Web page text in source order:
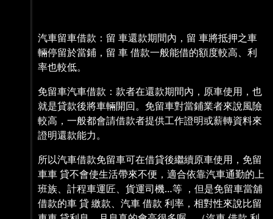
汽車留車借款：留 車還款期間內，留 車將抵押之車
輛停留於當鋪，留 車 借款一般能借的額度較高、利
率也較低。
免留車汽車借款：款者在還款期間內，原車使用，也
就是貸款後將車輛開回。免留車對當鋪業者來說風險
較高，一般都會請借款者提供工作證明或薪轉資料來
證明還款能力。
所以汽車借款免留車可在借貸後繼續原車使用，免留
車車 貸不會使生活帶來不便，適合依靠汽車通勤的上
班族、計程車運匠、貨運司機…等 ，但是免留車當舖
借款的車 貸 繳款、汽車 借款 利率，相對性來說比留